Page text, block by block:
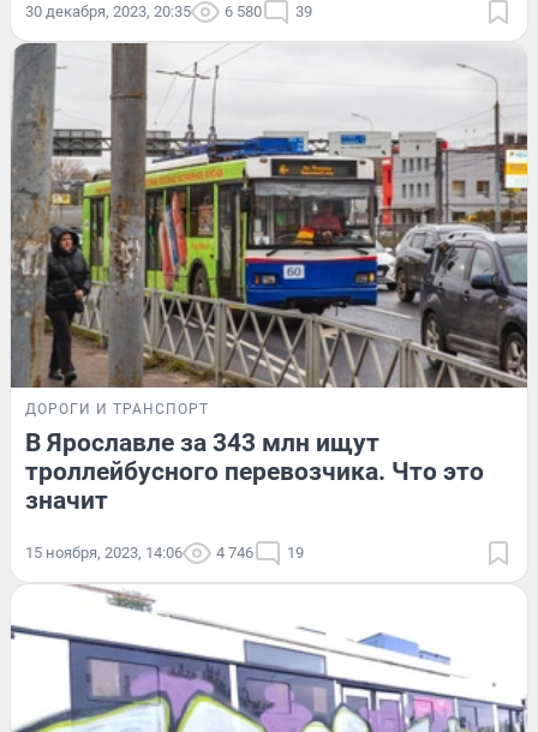
30 декабря, 2023, 20:35 6 580 39
ДОРОГИ И ТРАНСПОРТ
В Ярославле за 343 млн ищут
троллейбусного перевозчика. Что это
значит
15 ноября, 2023, 14:06 4 746 19